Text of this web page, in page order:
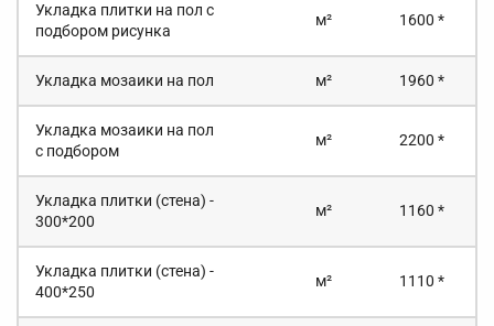
Укладка плитки на пол с
подбором рисунка
м² 1600 *
Укладка мозаики на пол м² 1960 *
Укладка мозаики на пол
с подбором
м² 2200 *
Укладка плитки (стена) -
300*200
м² 1160 *
Укладка плитки (стена) -
400*250
м² 1110 *